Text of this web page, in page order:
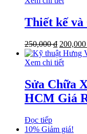
Thiết kế và
250,000₫ 200,000
Xem chi tiết
Sửa Chữa
HCM Giá
Đọc tiếp
10% Giảm giá!